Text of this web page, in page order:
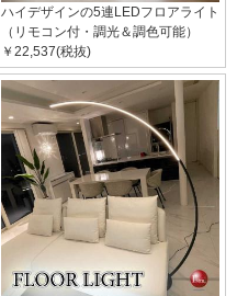
ハイデザインの5連LEDフロアライト
（リモコン付・調光＆調色可能）
￥22,537(税抜)